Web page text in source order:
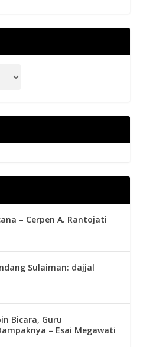
– Cerpen A. Rantojati
Sulaiman: dajjal
Bicara, Guru
– Esai Megawati